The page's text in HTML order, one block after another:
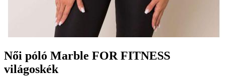
Női póló Marble FOR FITNESS
világoskék